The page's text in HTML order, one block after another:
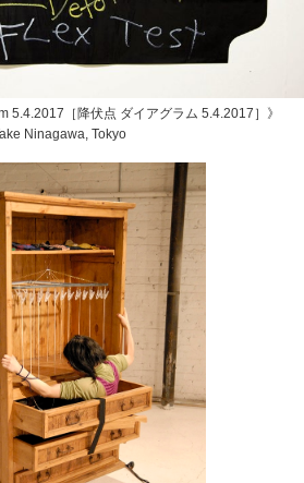
5.4.2017［降伏点 ダイアグラム 5.4.2017］》
Ninagawa, Tokyo